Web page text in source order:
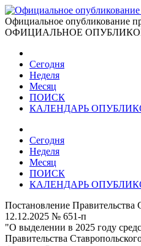
Официальное опубликование
ОФИЦИАЛЬНОЕ
Сегодня
Неделя
Месяц
ПОИСК
КАЛЕНДАРЬ
Сегодня
Неделя
Месяц
ПОИСК
КАЛЕНДАРЬ
Постановление Правительства
12.12.2025 № 651-п
"О выделении в 2025 году
Правительства